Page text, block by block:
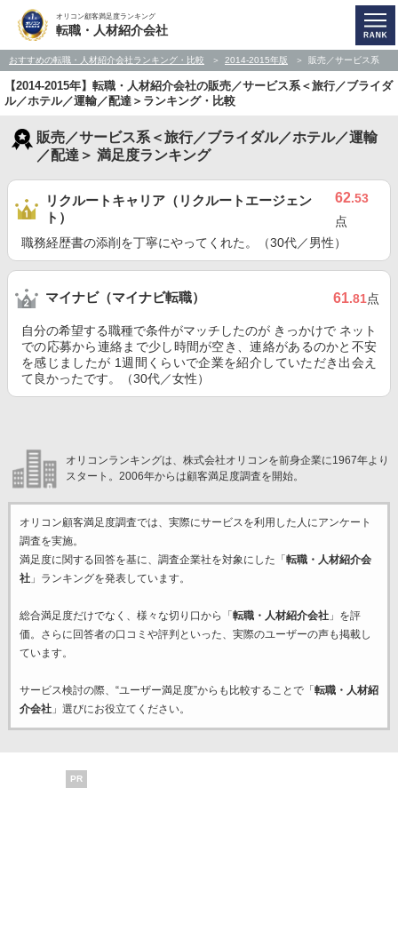
オリコン顧客満足度ランキング
転職・人材紹介会社
おすすめの転職・人材紹介会社ランキング・比較 2014-2015年版 販売／サービス系
【2014-2015年】転職・人材紹介会社の販売／サービス系＜旅行／ブライダ
ル／ホテル／運輸／配達＞ランキング・比較
販売／サービス系＜旅行／ブライダル／ホテル／運輸
／配達＞ 満足度ランキング
リクルートキャリア（リクルートエージェン
ト）
62.53
点
職務経歴書の添削を丁寧にやってくれた。（30代／男性）
マイナビ（マイナビ転職） 61.81点
自分の希望する職種で条件がマッチしたのが きっかけで ネット
での応募から連絡まで少し時間が空き、連絡があるのかと不安
を感じましたが 1週間くらいで企業を紹介していただき出会え
て良かったです。（30代／女性）
オリコンランキングは、株式会社オリコンを前身企業に1967年より
スタート。2006年からは顧客満足度調査を開始。
オリコン顧客満足度調査では、実際にサービスを利用した 人にアンケート
調査を実施。
満足度に関する回答を基に、調査企業社を対象にした「 転職・人材紹介会
社」ランキングを発表しています。
総合満足度だけでなく、様々な切り口から「 転職・人材紹介会社」を評
価。さらに回答者の口コミや評判といった、実際のユーザーの声も掲載し
ています。
サービス検討の際、“ユーザー満足度”からも比較することで「 転職・人材紹
介会社」選びにお役立てください。
PR